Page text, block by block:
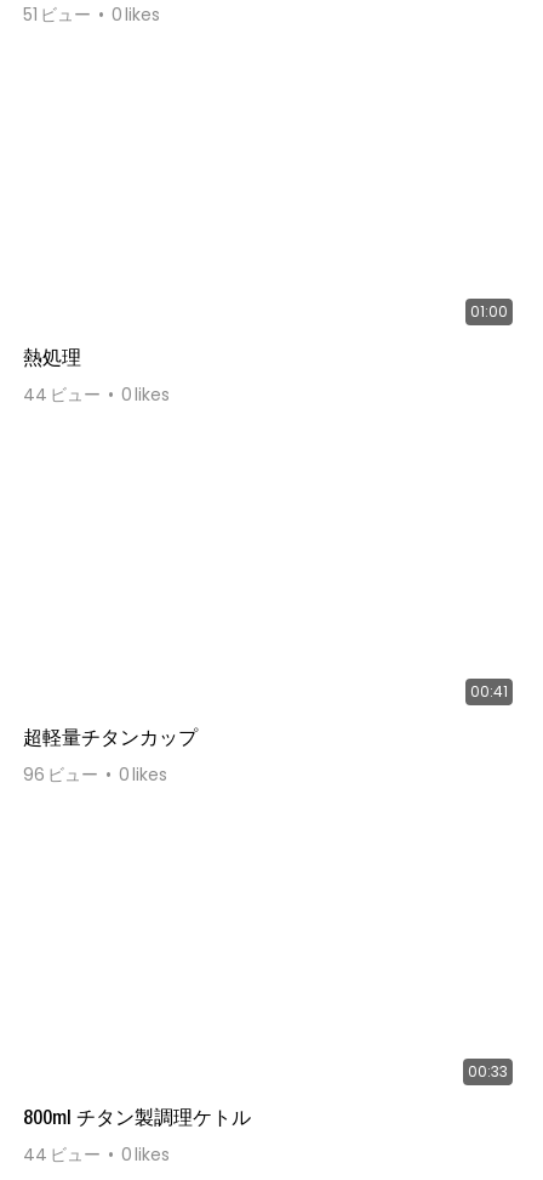
51 ビュー 0likes
01:00
熱処理
44 ビュー 0likes
00:41
超軽量チタンカップ
96 ビュー 0likes
00:33
800ml チタン製調理ケトル
44 ビュー 0likes